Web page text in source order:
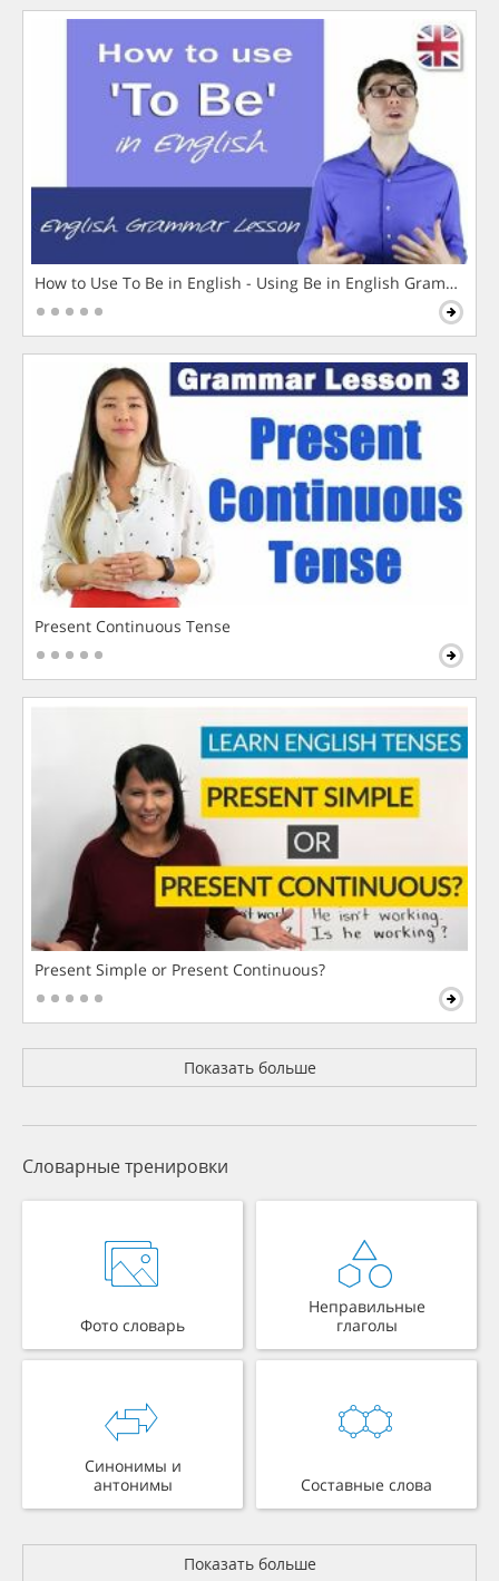
How to Use To Be in English - Using Be in English Grammar
Present Continuous Tense
Present Simple or Present Continuous?
Показать больше
Словарные тренировки
Фото словарь
Неправильные
глаголы
Синонимы и
антонимы
Составные слова
Показать больше